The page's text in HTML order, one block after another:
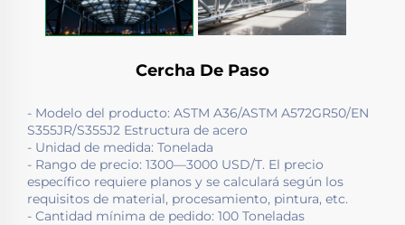
Cercha De Paso
- Modelo del producto: ASTM A36/ASTM A572GR50/EN
S355JR/S355J2 Estructura de acero
- Unidad de medida: Tonelada
- Rango de precio: 1300—3000 USD/T. El precio
específico requiere planos y se calculará según los
requisitos de material, procesamiento, pintura, etc.
- Cantidad mínima de pedido: 100 Toneladas